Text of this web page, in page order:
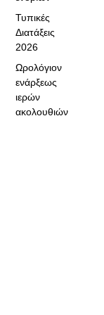
Τυπικές
Διατάξεις
2026
Ωρολόγιον
ενάρξεως
ιερών
ακολουθιών